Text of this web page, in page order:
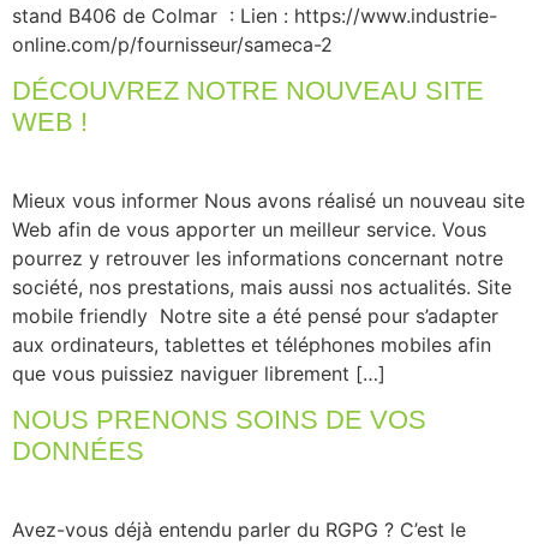
stand B406 de Colmar : Lien : https://www.industrie-
online.com/p/fournisseur/sameca-2
DÉCOUVREZ NOTRE NOUVEAU SITE
WEB !
Mieux vous informer​ Nous avons réalisé un nouveau site
Web afin de vous apporter un meilleur service. Vous
pourrez y retrouver les informations concernant notre
société, nos prestations, mais aussi nos actualités. Site
mobile friendly ​ Notre site a été pensé pour s’adapter
aux ordinateurs, tablettes et téléphones mobiles afin
que vous puissiez naviguer librement […]
NOUS PRENONS SOINS DE VOS
DONNÉES
Avez-vous déjà entendu parler du RGPG ? C’est le